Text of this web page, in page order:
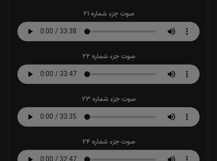
صوت جزء شماره 21
صوت جزء شماره 22
صوت جزء شماره 23
صوت جزء شماره 24